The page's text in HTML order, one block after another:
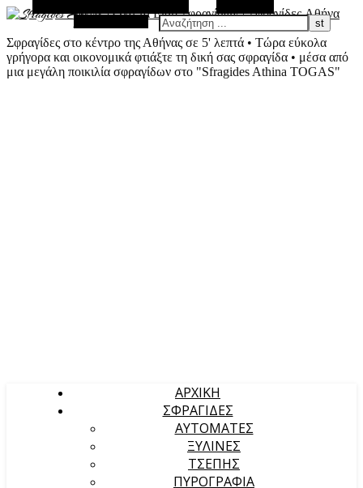
Σφραγίδες στο κέντρο της Αθήνας σε 5' λεπτά • Τώρα εύκολα
γρήγορα και οικονομικά φτιάξτε τη δική σας σφραγίδα • μέσα από
μια μεγάλη ποικιλία σφραγίδων στο "Sfragides Athina TOGAS"
Τυχαίο Άρθρο
Αναζήτηση
ΑΡΧΙΚΉ
ΣΦΡΑΓΙΔΕΣ
ΑΥΤΟΜΑΤΕΣ
ΞΥΛΙΝΕΣ
ΤΣΕΠΗΣ
ΠΥΡΟΓΡΑΦΙΑ